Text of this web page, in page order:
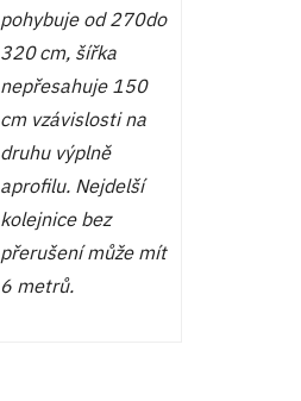
pohybuje od 270do
320 cm, šířka
nepřesahuje 150
cm vzávislosti na
druhu výplně
aprofilu. Nejdelší
kolejnice bez
přerušení může mít
6 metrů.